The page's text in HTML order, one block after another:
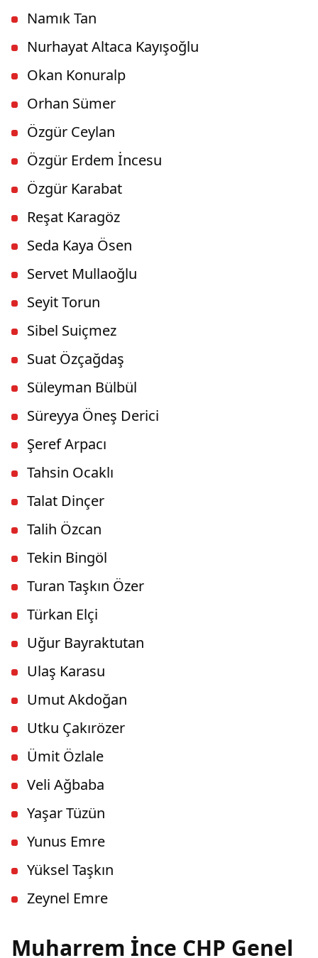
Namık Tan
Nurhayat Altaca Kayışoğlu
Okan Konuralp
Orhan Sümer
Özgür Ceylan
Özgür Erdem İncesu
Özgür Karabat
Reşat Karagöz
Seda Kaya Ösen
Servet Mullaoğlu
Seyit Torun
Sibel Suiçmez
Suat Özçağdaş
Süleyman Bülbül
Süreyya Öneş Derici
Şeref Arpacı
Tahsin Ocaklı
Talat Dinçer
Talih Özcan
Tekin Bingöl
Turan Taşkın Özer
Türkan Elçi
Uğur Bayraktutan
Ulaş Karasu
Umut Akdoğan
Utku Çakırözer
Ümit Özlale
Veli Ağbaba
Yaşar Tüzün
Yunus Emre
Yüksel Taşkın
Zeynel Emre
Muharrem İnce CHP Genel